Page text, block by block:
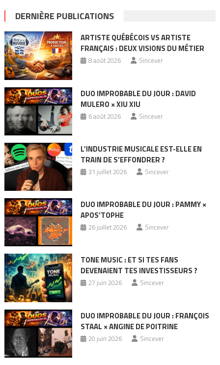
DERNIÈRE PUBLICATIONS
ARTISTE QUÉBÉCOIS VS ARTISTE
FRANÇAIS : DEUX VISIONS DU MÉTIER
8 août 2026 Sincever
DUO IMPROBABLE DU JOUR : DAVID
MULERO × XIU XIU
6 août 2026 Sincever
L’INDUSTRIE MUSICALE EST-ELLE EN
TRAIN DE S’EFFONDRER ?
31 juillet 2026 Sincever
DUO IMPROBABLE DU JOUR : PAMMY ×
APOS’TOPHE
26 juillet 2026 Sincever
TONE MUSIC : ET SI TES FANS
DEVENAIENT TES INVESTISSEURS ?
27 juin 2026 Sincever
DUO IMPROBABLE DU JOUR : FRANÇOIS
STAAL × ANGINE DE POITRINE
20 juin 2026 Sincever